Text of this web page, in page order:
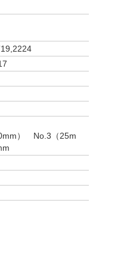
） No.3（25m